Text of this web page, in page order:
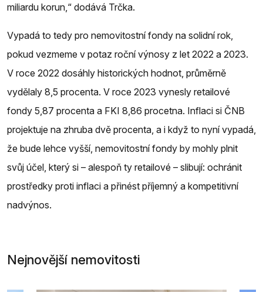
miliardu korun,“ dodává Trčka.
Vypadá to tedy pro nemovitostní fondy na solidní rok,
pokud vezmeme v potaz roční výnosy z let 2022 a 2023.
V roce 2022 dosáhly historických hodnot, průměrně
vydělaly 8,5 procenta. V roce 2023 vynesly retailové
fondy 5,87 procenta a FKI 8,86 procetna. Inflaci si ČNB
projektuje na zhruba dvě procenta, a i když to nyní vypadá,
že bude lehce vyšší, nemovitostní fondy by mohly plnit
svůj účel, který si – alespoň ty retailové – slibují: ochránit
prostředky proti inflaci a přinést příjemný a kompetitivní
nadvýnos.
Nejnovější nemovitosti